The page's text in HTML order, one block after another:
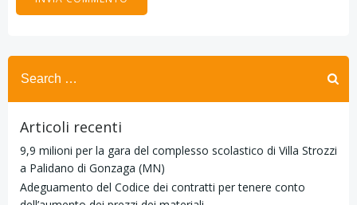
Search
for:
Articoli recenti
9,9 milioni per la gara del complesso scolastico di Villa Strozzi
a Palidano di Gonzaga (MN)
Adeguamento del Codice dei contratti per tenere conto